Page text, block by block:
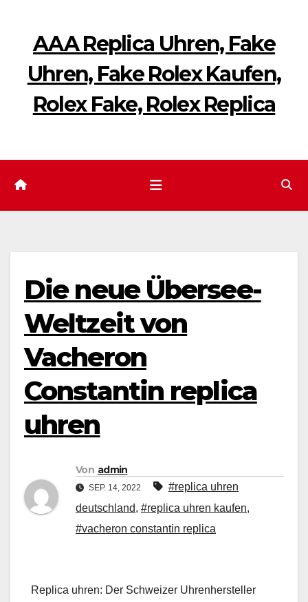
springenAAA Replica Uhren, Fake
Uhren, Fake Rolex Kaufen,
Rolex Fake, Rolex Replica
Die neue Übersee-
Weltzeit von
Vacheron
Constantin replica
uhren
Von admin
SEP. 14, 2022
#replica uhren
deutschland, #replica uhren kaufen,
#vacheron constantin replica
Replica uhren: Der Schweizer Uhrenhersteller